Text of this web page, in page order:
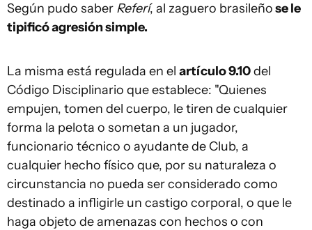
Según pudo saber Referí, al zaguero brasileñose le
tipificó agresión simple.
La misma está regulada en el artículo 9.10del
Código Disciplinario que establece: "Quienes
empujen, tomen del cuerpo, le tiren de cualquier
forma la pelota o sometan a un jugador,
funcionario técnico o ayudante de Club, a
cualquier hecho físico que, por su naturaleza o
circunstancia no pueda ser considerado como
destinado a infligirle un castigo corporal, o que le
haga objeto de amenazas con hechos o con